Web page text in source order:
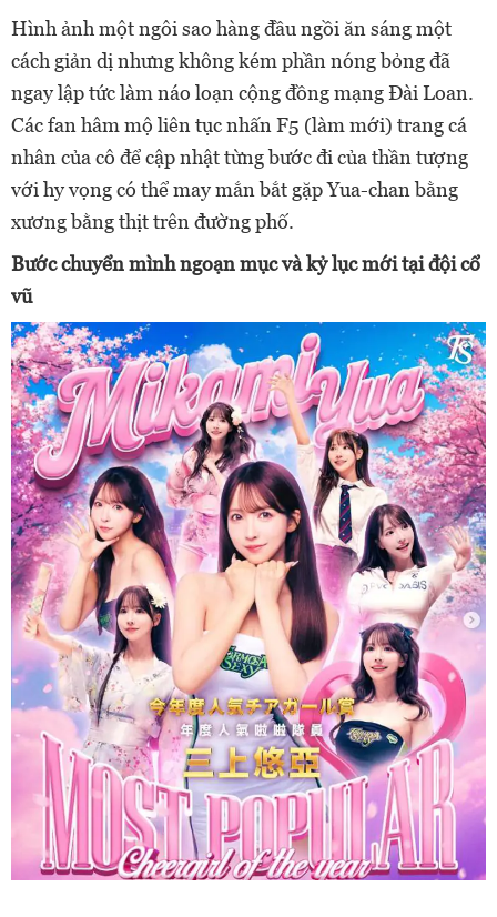
Hình ảnh một ngôi sao hàng đầu ngồi ăn sáng một
cách giản dị nhưng không kém phần nóng bỏng đã
ngay lập tức làm náo loạn cộng đồng mạng Đài Loan.
Các fan hâm mộ liên tục nhấn F5 (làm mới) trang cá
nhân của cô để cập nhật từng bước đi của thần tượng
với hy vọng có thể may mắn bắt gặp Yua-chan bằng
xương bằng thịt trên đường phố.
Bước chuyển mình ngoạn mục và kỷ lục mới tại đội cổ
vũ